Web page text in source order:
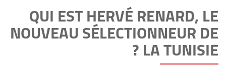
QUI EST HERVÉ RENARD, LE
NOUVEAU SÉLECTIONNEUR DE
LA TUNISIE ?